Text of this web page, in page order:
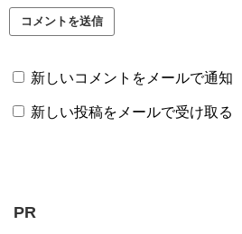
新しいコメントをメールで通知
新しい投稿をメールで受け取る
PR